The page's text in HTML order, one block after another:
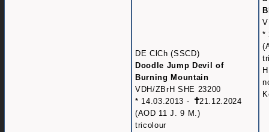
DE ClCh (SSCD)
Doodle Jump Devil of
Burning Mountain
VDH/ZBrH SHE 23200
* 14.03.2013 -
21.12.2024
(AOD 11 J. 9 M.)
tricolour
*